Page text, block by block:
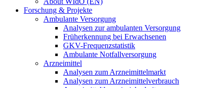
Forschung & Projekte
Ambulante Versorgung
Analysen zur ambulanten Versorgung
Früherkennung bei Erwachsenen
GKV-Frequenzstatistik
Ambulante Notfallversorgung
Arzneimittel
Analysen zum Arzneimittelmarkt
Analysen zum Arzneimittelverbrauch